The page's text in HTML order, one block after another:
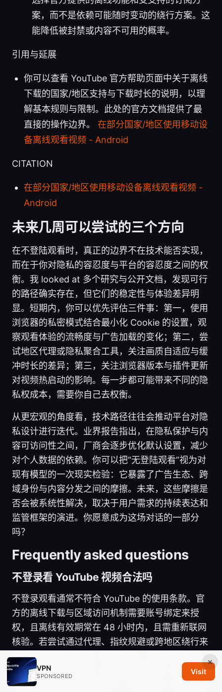
案，而不是依赖可能随时变动的绕行方案。这
能降低被封禁或内容不可用的概率。
引用与延展
你可以查看 YouTube 官方帮助页面中关于离线
下载的国家/地区支持与下载时长的说明，以理
解基本规则与限制。此处的官方文档提供了最
直接的操作边界。 在部分国家/地区使用移动设
备离线观看视频 - Android
CITATION
在部分国家/地区使用移动设备离线观看视频 -
Android
未来几周可以尝试的三个方向
在不登陆观看时，真正的边界不在技术能否实现，
而在于你对隐私的容忍度与平台的容忍度之间的权
衡。我 looked at 多个研究与公开文档，发现可行
的路径确实存在，但它们的稳定性与体验差异明
显。短期内，你可以优先评估三件事：第一，使用
浏览器的私密模式结合最小化 Cookie 的设置，观
察观看体验的流畅度与广告加载的变化；第二，尝
试地区代理或隐私聚合工具，关注画质自适应与缓
冲时长的差异；第三，关注浏览器版本与插件更新
对视频热启动的影响。每一步都可能带来不同的隐
私权成本，需要你自己去权衡。
从更宏观的角度看，技术路径往往会推动平台对隐
私设计进行迭代。业界报告指出，在隐私保护与内
容可访问性之间，厂商会逐步优化默认设置，减少
对个人数据的依赖。你可以把“无登陆观看”视为对
现有模型的一次现实检验：它暴露了广告生态、跨
域身份与内容分发之间的摩擦。未来，这些摩擦是
否会被系统性解决，取决于用户需求的持续表达和
监管框架的演进。你愿意成为这场对话的一部分
吗？
Frequently asked questions
不登录看 YouTube 视频合法吗
不登录观看通常不符合 YouTube 的使用条款。官
方的离线下载与区域访问机制需要账号绑定来授
权，且离线有效期常在 48 小时内，且需重新联网
核验。若尝试通过代理、指纹规避或跨地区绕行来
实现长期无登录观看，风险较高，可能触发风控、
账号封禁或法律问题。行业报道也强调，这类做法
的隐私与合规成本显著上升。总的来说，边界明确
×
VPN
SPONSORED
Visit